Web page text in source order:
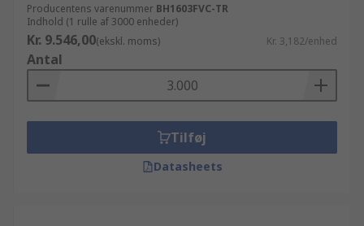
Producentens varenummer BH1603FVC-TR
Indhold (1 rulle af 3000 enheder)
Kr. 9.546,00(ekskl. moms) Kr. 3,182/enhed
Antal
Tilføj
Datasheets